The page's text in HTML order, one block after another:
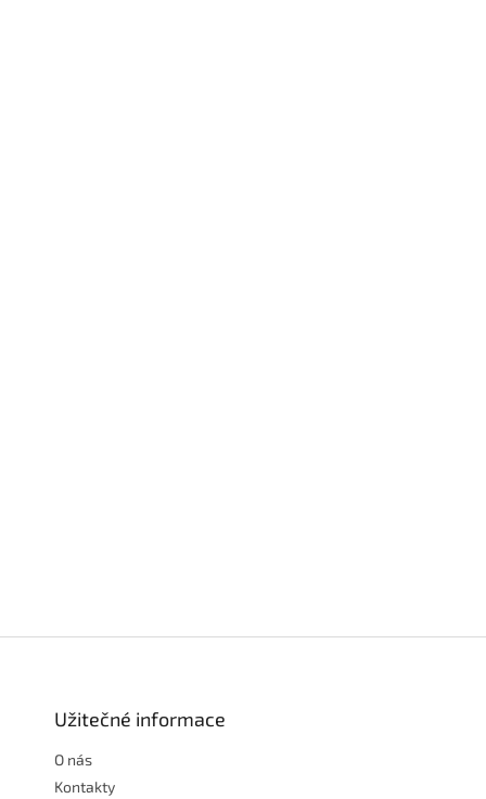
Užitečné informace
O nás
Kontakty